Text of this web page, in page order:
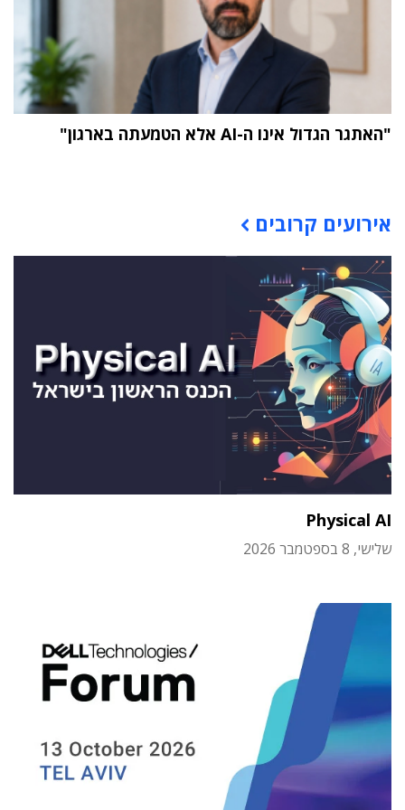
"האתגר הגדול אינו ה-AI אלא הטמעתה בארגון"
אירועים קרובים
Physical AI
שלישי, 8 בספטמבר 2026